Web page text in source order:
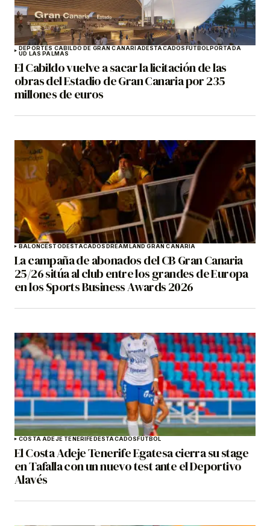
DEPORTES CABILDO DE GRAN CANARIADESTACADOSFÚTBOLPORTADA
UD LAS PALMAS
El Cabildo vuelve a sacar la licitación de las
obras del Estadio de Gran Canaria por 235
millones de euros
BALONCESTODESTACADOSDREAMLAND GRAN CANARIA
La campaña de abonados del CB Gran Canaria
25/26 sitúa al club entre los grandes de Europa
en los Sports Business Awards 2026
COSTA ADEJE TENERIFEDESTACADOSFÚTBOL
El Costa Adeje Tenerife Egatesa cierra su stage
en Tafalla con un nuevo test ante el Deportivo
Alavés